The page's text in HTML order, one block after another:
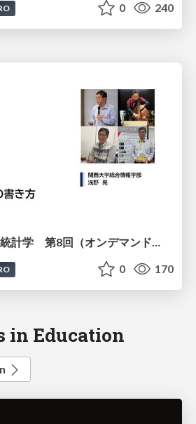
0 240
2026年度春学期 統計学 第8回（オンデマンド配信回） 演習（１）・問題に対する答案の書き方 (2026. 5. 21)
0 170
in Education